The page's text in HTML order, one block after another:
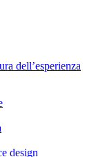
dell’esperienza
design